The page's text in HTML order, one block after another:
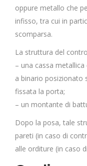
oppure metallo che
infisso, tra cui in
scomparsa.
La struttura del
– una cassa
a binario posizionato
fissata la porta;
– un montante di
Dopo la posa, tale
pareti (in caso di
alle orditure (in caso